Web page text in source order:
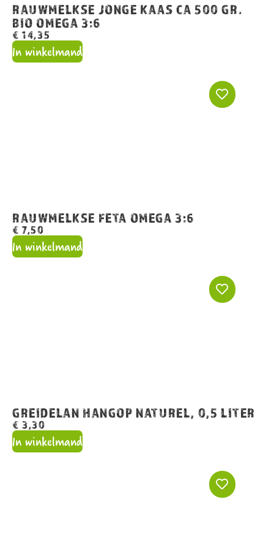
RAUWMELKSE JONGE KAAS CA 500 GR.
BIO OMEGA 3:6
€ 14,35
In winkelmand
RAUWMELKSE FETA OMEGA 3:6
€ 7,50
In winkelmand
GREIDELAN HANGOP NATUREL, 0,5 LITER
€ 3,30
In winkelmand